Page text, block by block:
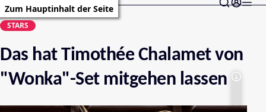
Zum Hauptinhalt der Seite
STARS
Das hat Timothée Chalamet von
"Wonka"-Set mitgehen lassen